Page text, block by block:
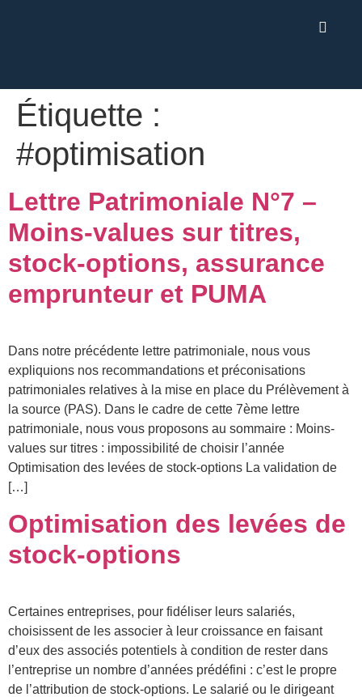
Étiquette :
#optimisation
Lettre Patrimoniale N°7 –
Moins-values sur titres,
stock-options, assurance
emprunteur et PUMA
Dans notre précédente lettre patrimoniale, nous vous
expliquions nos recommandations et préconisations
patrimoniales relatives à la mise en place du Prélèvement à
la source (PAS). Dans le cadre de cette 7ème lettre
patrimoniale, nous vous proposons au sommaire : Moins-
values sur titres : impossibilité de choisir l’année
Optimisation des levées de stock-options La validation de
[…]
Optimisation des levées de
stock-options
Certaines entreprises, pour fidéliser leurs salariés,
choisissent de les associer à leur croissance en faisant
d’eux des associés potentiels à condition de rester dans
l’entreprise un nombre d’années prédéfini : c’est le propre
de l’attribution de stock-options. Le salarié ou le dirigeant